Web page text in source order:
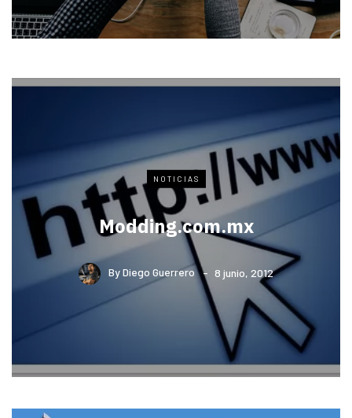
NOTICIAS
Modding.com.mx
ByDiego Guerrero 8 junio, 2012